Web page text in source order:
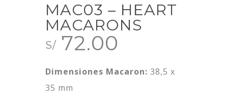
MAC03 – HEART
MACARONS
S/ 72.00
Dimensiones Macaron: 38,5 x
35 mm